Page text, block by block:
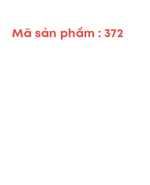
Mã sản phẩm : 372